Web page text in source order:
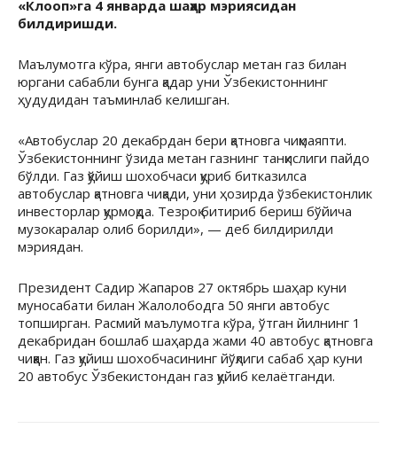
«Клооп»га 4 январда шаҳар мэриясидан
билдиришди.
Маълумотга кўра, янги автобуслар метан газ билан
юргани сабабли бунга қадар уни Ўзбекистоннинг
ҳудудидан таъминлаб келишган.
«Автобуслар 20 декабрдан бери қатновга чиқмаяпти.
Ўзбекистоннинг ўзида метан газнинг танқислиги пайдо
бўлди. Газ қўйиш шохобчаси қуриб битказилса
автобуслар қатновга чиқади, уни ҳозирда ўзбекистонлик
инвесторлар қурмоқда. Тезроқ битириб бериш бўйича
музокаралар олиб борилди», — деб билдирилди
мэриядан.
Президент Садир Жапаров 27 октябрь шаҳар куни
муносабати билан Жалолободга 50 янги автобус
топширган. Расмий маълумотга кўра, ўтган йилнинг 1
декабридан бошлаб шаҳарда жами 40 автобус қатновга
чиққан. Газ қуйиш шохобчасининг йўқлиги сабаб ҳар куни
20 автобус Ўзбекистондан газ қуйиб келаётганди.